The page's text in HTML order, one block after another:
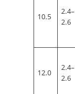
10.5
2.4–
2.6
12.0
2.4–
2.6